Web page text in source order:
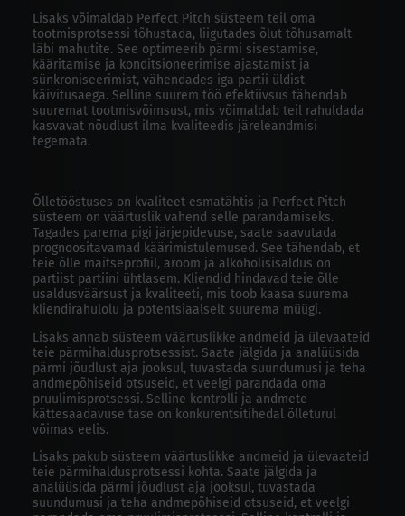
Lisaks võimaldab Perfect Pitch süsteem teil oma
tootmisprotsessi tõhustada, liigutades õlut tõhusamalt
läbi mahutite. See optimeerib pärmi sisestamise,
kääritamise ja konditsioneerimise ajastamist ja
sünkroniseerimist, vähendades iga partii üldist
käivitusaega. Selline suurem töö efektiivsus tähendab
suuremat tootmisvõimsust, mis võimaldab teil rahuldada
kasvavat nõudlust ilma kvaliteedis järeleandmisi
tegemata.
Õlletööstuses on kvaliteet esmatähtis ja Perfect Pitch
süsteem on väärtuslik vahend selle parandamiseks.
Tagades parema pigi järjepidevuse, saate saavutada
prognoositavamad käärimistulemused. See tähendab, et
teie õlle maitseprofiil, aroom ja alkoholisisaldus on
partiist partiini ühtlasem. Kliendid hindavad teie õlle
usaldusväärsust ja kvaliteeti, mis toob kaasa suurema
kliendirahulolu ja potentsiaalselt suurema müügi.
Lisaks annab süsteem väärtuslikke andmeid ja ülevaateid
teie pärmihaldusprotsessist. Saate jälgida ja analüüsida
pärmi jõudlust aja jooksul, tuvastada suundumusi ja teha
andmepõhiseid otsuseid, et veelgi parandada oma
pruulimisprotsessi. Selline kontrolli ja andmete
kättesaadavuse tase on konkurentsitihedal õlleturul
võimas eelis.
Lisaks pakub süsteem väärtuslikke andmeid ja ülevaateid
teie pärmihaldusprotsessi kohta. Saate jälgida ja
analüüsida pärmi jõudlust aja jooksul, tuvastada
suundumusi ja teha andmepõhiseid otsuseid, et veelgi